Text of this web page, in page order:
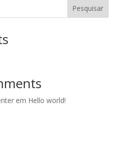
Pesquisar
em Hello world!